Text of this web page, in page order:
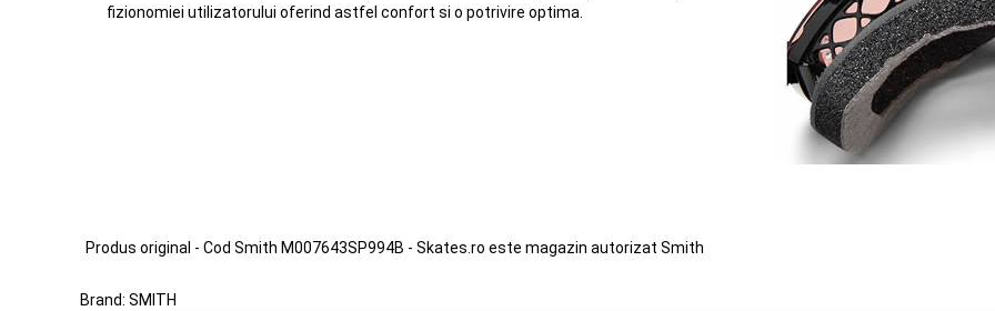
fizionomiei utilizatorului oferind astfel confort si o potrivire optima.
Produs original - Cod Smith M007643SP994B - Skates.ro este magazin autorizat Smith
Brand: SMITH